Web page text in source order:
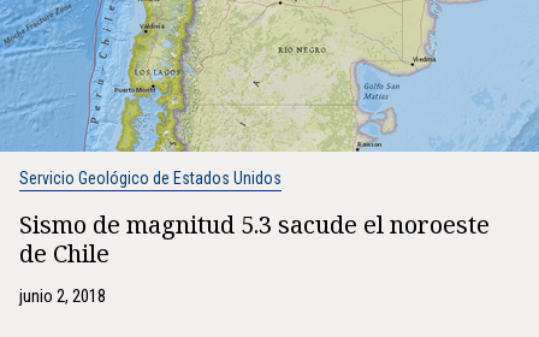
Servicio Geológico de Estados Unidos
Sismo de magnitud 5.3 sacude el noroeste
de Chile
junio 2, 2018